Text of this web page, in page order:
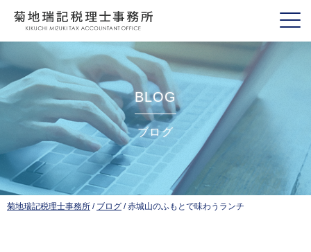
BLOG
ブログ
菊地瑞記税理士事務所 / ブログ /赤城山のふもとで味わうランチ